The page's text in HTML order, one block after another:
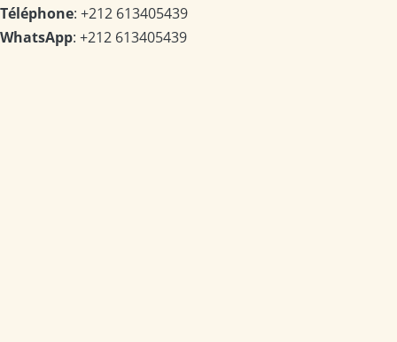
Téléphone: +212 613405439
WhatsApp: +212 613405439